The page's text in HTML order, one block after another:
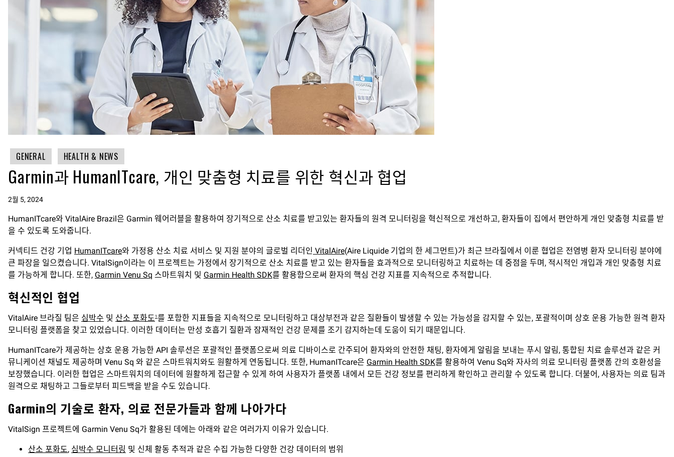
GENERAL HEALTH & NEWS
Garmin과 HumanITcare, 개인 맞춤형 치료를 위한 혁신과 협업
2월 5, 2024
HumanITcare와 VitalAire Brazil은 Garmin 웨어러블을 활용하여 장기적으로 산소 치료를 받고있는 환자들의 원격 모니터링을 혁신적으로 개선하고, 환자들이 집에서 편안하게 개인 맞춤형 치료를 받
을 수 있도록 도와줍니다.
커넥티드 건강 기업 HumanITcare와 가정용 산소 치료 서비스 및 지원 분야의 글로벌 리더인 VitalAire(Aire Liquide 기업의 한 세그먼트)가 최근 브라질에서 이룬 협업은 전염병 환자 모니터링 분야에
큰 파장을 일으켰습니다. VitalSign이라는 이 프로젝트는 가정에서 장기적으로 산소 치료를 받고 있는 환자들을 효과적으로 모니터링하고 치료하는 데 중점을 두며, 적시적인 개입과 개인 맞춤형 치료
를 가능하게 합니다. 또한, Garmin Venu Sq 스마트워치 및 Garmin Health SDK를 활용함으로써 환자의 핵심 건강 지표를 지속적으로 추적합니다.
혁신적인 협업
VitalAire 브라질 팀은 심박수 및 산소 포화도1 를 포함한 지표들을 지속적으로 모니터링하고 대상부전과 같은 질환들이 발생할 수 있는 가능성을 감지할 수 있는, 포괄적이며 상호 운용 가능한 원격 환자
모니터링 플랫폼을 찾고 있었습니다. 이러한 데이터는 만성 호흡기 질환과 잠재적인 건강 문제를 조기 감지하는데 도움이 되기 때문입니다.
HumanITcare가 제공하는 상호 운용 가능한 API 솔루션은 포괄적인 플랫폼으로써 의료 디바이스로 간주되어 환자와의 안전한 채팅, 환자에게 알림을 보내는 푸시 알림, 통합된 치료 솔루션과 같은 커
뮤니케이션 채널도 제공하며 Venu Sq 와 같은 스마트워치와도 원활하게 연동됩니다. 또한, HumanITcare은 Garmin Health SDK를 활용하여 Venu Sq와 자사의 의료 모니터링 플랫폼 간의 호환성을
보장했습니다. 이러한 협업은 스마트워치의 데이터에 원활하게 접근할 수 있게 하여 사용자가 플랫폼 내에서 모든 건강 정보를 편리하게 확인하고 관리할 수 있도록 합니다. 더불어, 사용자는 의료 팀과
원격으로 채팅하고 그들로부터 피드백을 받을 수도 있습니다.
Garmin의 기술로 환자, 의료 전문가들과 함께 나아가다
VitalSign 프로젝트에 Garmin Venu Sq가 활용된 데에는 아래와 같은 여러가지 이유가 있습니다.
산소 포화도, 심박수 모니터링 및 신체 활동 추적과 같은 수집 가능한 다양한 건강 데이터의 범위